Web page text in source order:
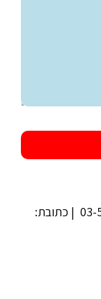
| פקס: 03-5053690 | כתובת: